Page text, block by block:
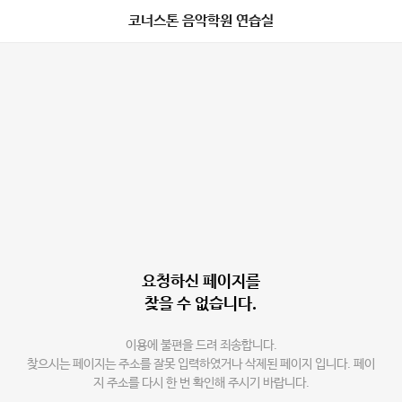
코너스톤 음악학원 연습실
요청하신 페이지를
찾을 수 없습니다.
이용에 불편을 드려 죄송합니다.
찾으시는 페이지는 주소를 잘못 입력하였거나 삭제된 페이지 입니다. 페이
지 주소를 다시 한 번 확인해 주시기 바랍니다.